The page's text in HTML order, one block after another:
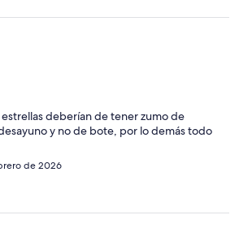
deberían de tener zumo de
y no de bote, por lo demás todo
de 2026